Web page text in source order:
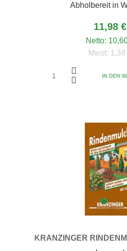
Abholbereit in
11,98 €
Netto:
Mwst: 1,38
IN DEN
KRANZINGER